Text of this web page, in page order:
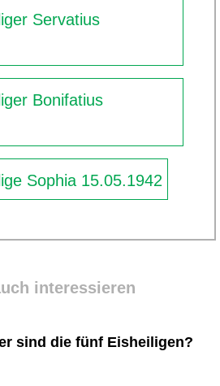
Servatius
Bonifatius
Sophia 15.05.1942
interessieren
sind die fünf Eisheiligen?